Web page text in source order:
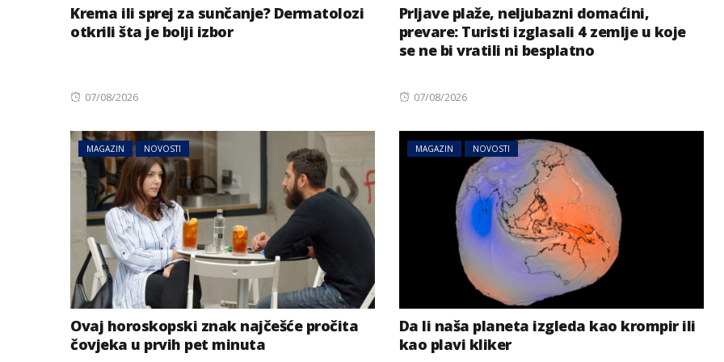
Krema ili sprej za sunčanje? Dermatolozi
otkrili šta je bolji izbor
Posted
07/08/2026
Prljave plaže, neljubazni domaćini,
prevare: Turisti izglasali 4 zemlje u koje
se ne bi vratili ni besplatno
Posted
07/08/2026
MAGAZIN NOVOSTI
Ovaj horoskopski znak najčešće pročita
čovjeka u prvih pet minuta
MAGAZIN NOVOSTI
Da li naša planeta izgleda kao krompir ili
kao plavi kliker
NOVOSTI
Zemljotres u Austriji: Tresli
se kreveti i padali predmeti
u Tirolu
NOVOSTI REGIJA
Haos na A3 u Njemačkoj:
Zatvaraju se trake i izlazi
ka Balkanu